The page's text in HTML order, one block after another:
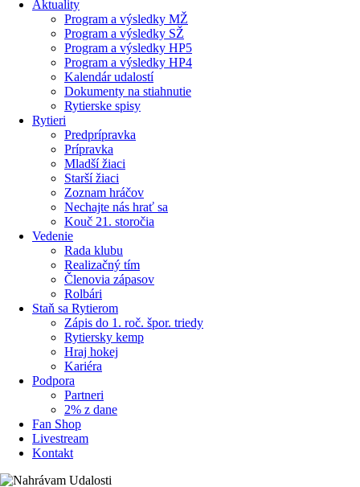
Aktuality
Program a výsledky MŽ
Program a výsledky SŽ
Program a výsledky HP5
Program a výsledky HP4
Kalendár udalostí
Dokumenty na stiahnutie
Rytierske spisy
Rytieri
Predprípravka
Prípravka
Mladší žiaci
Starší žiaci
Zoznam hráčov
Nechajte nás hrať sa
Kouč 21. storočia
Vedenie
Rada klubu
Realizačný tím
Členovia zápasov
Rolbári
Staň sa Rytierom
Zápis do 1. roč. špor. triedy
Rytiersky kemp
Hraj hokej
Kariéra
Podpora
Partneri
2% z dane
Fan Shop
Livestream
Kontakt